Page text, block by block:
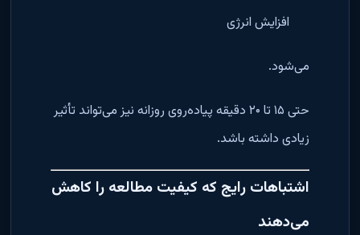
افزایش انرژی
می‌شود.
حتی ۱۵ تا ۲۰ دقیقه پیاده‌روی روزانه نیز می‌تواند تأثیر
زیادی داشته باشد.
اشتباهات رایج که کیفیت مطالعه را کاهش
می‌دهند